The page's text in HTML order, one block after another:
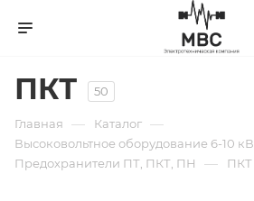
ПКТ 50
Главная — Каталог —
Высоковольтное оборудование 6-10 кВ
Предохранители ПТ, ПКТ, ПН — ПКТ